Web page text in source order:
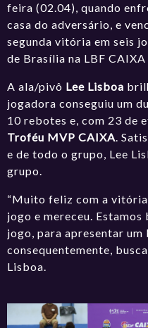
feira (02.04), quando
casa do adversário, e
segunda vitória em seis
de Brasília na LBF
A ala/pivô Lee Lisboa
jogadora conseguiu um
10 rebotes e, com 23 de
Troféu MVP CAIXA.
e de todo o grupo, Lee
grupo.
“Muito feliz com a
jogo e mereceu.
jogo, para apresentar um
consequentemente,
Lisboa.